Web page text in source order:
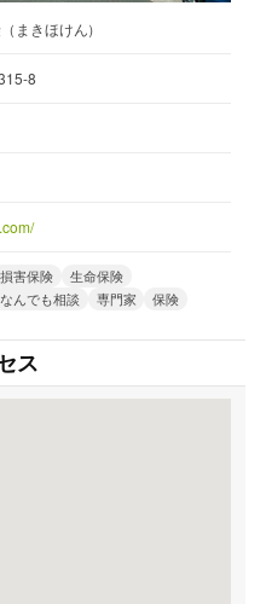
まきほけん）
8
損害保険
生命保険
なんでも相談 専門家 保険
ス